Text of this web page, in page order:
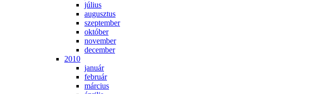
jú­li­us
au­gusz­tus
szep­tem­ber
ok­tó­ber
no­vem­ber
de­cem­ber
2010
ja­nu­ár
feb­ru­ár
már­ci­us